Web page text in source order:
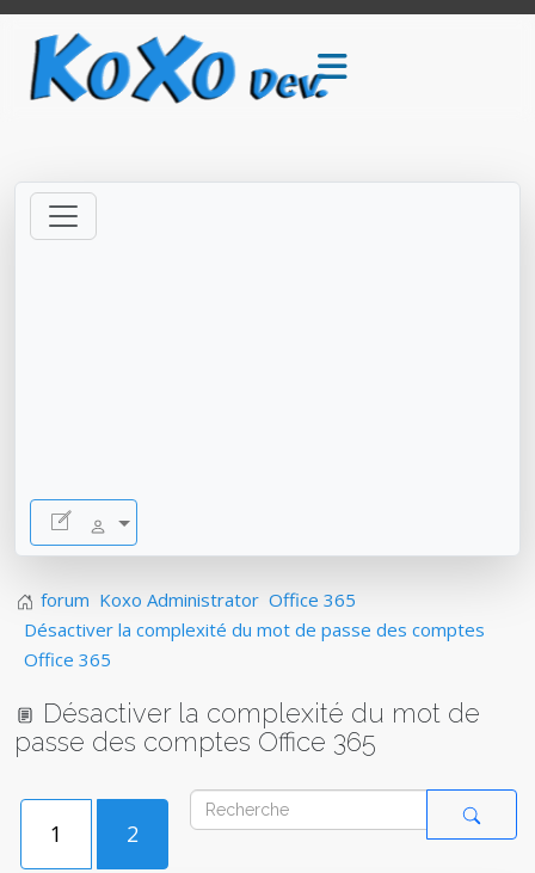
forum Koxo Administrator Office 365
Désactiver la complexité du mot de passe des comptes
Office 365
Désactiver la complexité du mot de
passe des comptes Office 365
1 2